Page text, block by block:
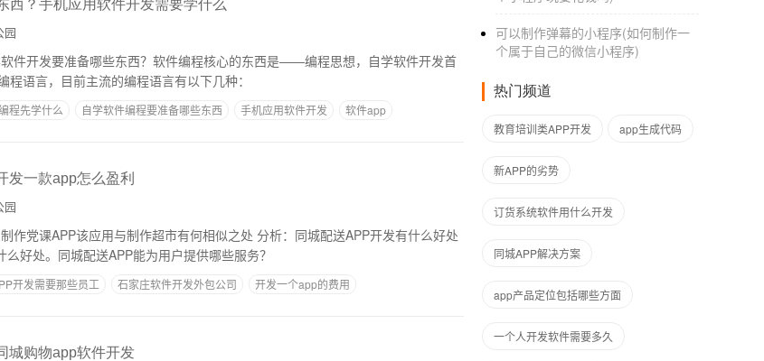
西？手机应用软件开发需要学什么
园
件开发要准备哪些东西？软件编程核心的东西是——编程思想，自学软件开发首
语言，目前主流的编程语言有以下几种：
程先学什么 自学软件编程要准备哪些东西 手机应用软件开发
软件app
发一款app怎么盈利
园
好处。同城配送APP能为用户提供哪些服务？
开发需要那些员工 石家庄软件开发外包公司
开发一个app的费用
城购物app软件开发
可以制作弹幕的小程序(如何制作一
个属于自己的微信小程序)
热门频道
教育培训类APP开发 app生成代码
新APP的劣势
订货系统软件用什么开发
同城APP解决方案
app产品定位包括哪些方面
一个人开发软件需要多久